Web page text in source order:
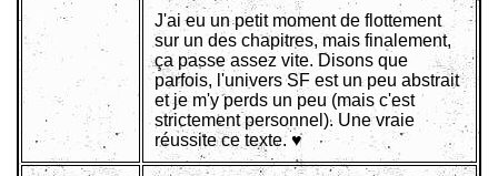
J'ai eu un petit moment de flottement
sur un des chapitres, mais finalement,
ça passe assez vite. Disons que
parfois, l'univers SF est un peu abstrait
et je m'y perds un peu (mais c'est
strictement personnel). Une vraie
réussite ce texte. ♥